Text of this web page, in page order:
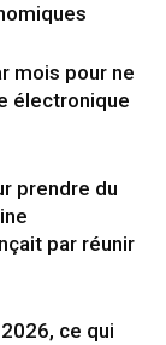
mois pour ne
électronique
prendre du
par réunir
ce qui